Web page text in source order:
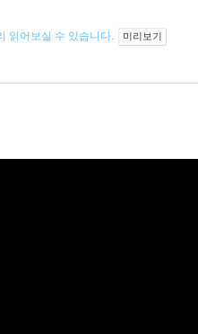
읽어보실 수 있습니다. 미리보기